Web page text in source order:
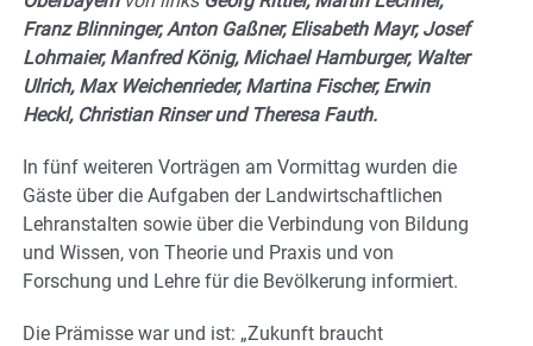
Franz Blinninger, Anton Gaßner, Elisabeth Mayr, Josef
Lohmaier, Manfred König, Michael Hamburger, Walter
Ulrich, Max Weichenrieder, Martina Fischer, Erwin
Heckl, Christian Rinser und Theresa Fauth.
In fünf weiteren Vorträgen am Vormittag wurden die
Gäste über die Aufgaben der Landwirtschaftlichen
Lehranstalten sowie über die Verbindung von Bildung
und Wissen, von Theorie und Praxis und von
Forschung und Lehre für die Bevölkerung informiert.
Die Prämisse war und ist: „Zukunft braucht